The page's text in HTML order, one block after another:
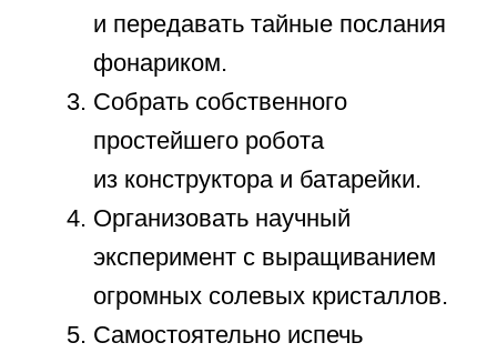
практикуя простые техники
медитации и глубокого
расслабления.
приготовить сытный ужин из
трех случайных ингредиентов.
Провести целый день,
полностью и ответственно взяв
на себя одну из обязанностей
взрослых.
с секретным замком, записывая